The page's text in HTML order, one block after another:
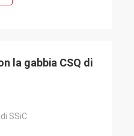
la gabbia CSQ di
SSiC